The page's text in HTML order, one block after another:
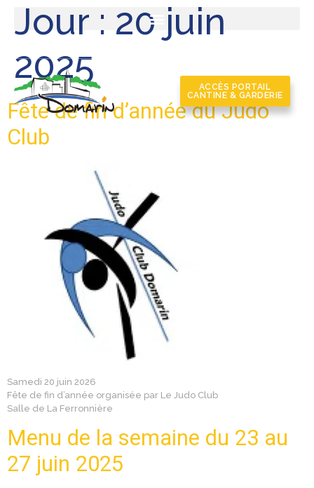
ACCÈS PORTAIL
CANTINE & GARDERIE
Jour : 20 juin
2025
Fête de fin d’année du Judo
Club
Samedi 20 juin 2026
Fête de fin d’année organisée par Le Judo Club
Salle de La Ferronnière
Menu de la semaine du 23 au
27 juin 2025